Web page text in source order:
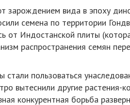
зарождением вида в эпоху
семена по территории
от Индостанской плиты
распространения семян
пользоваться
вытеснили другие растения-
конкурентная борьба